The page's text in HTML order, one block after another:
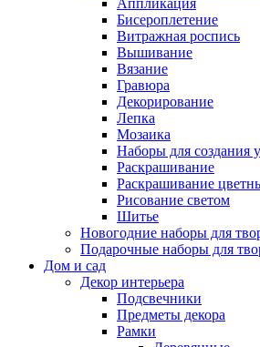
Аппликация
Бисероплетение
Витражная роспись
Вышивание
Вязание
Гравюра
Декорирование
Лепка
Мозаика
Наборы для создания
Раскрашивание
Раскрашивание
Рисование светом
Шитье
Новогодние наборы для
Подарочные наборы для
Дом и сад
Декор интерьера
Подсвечники
Предметы декора
Рамки